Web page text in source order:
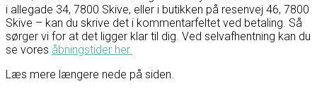
i allegade 34, 7800 Skive, eller i butikken på resenvej 46, 7800
Skive – kan du skrive det i kommentarfeltet ved betaling. Så
sørger vi for at det ligger klar til dig. Ved selvafhentning kan du
se vores åbningstider her.
Læs mere længere nede på siden.